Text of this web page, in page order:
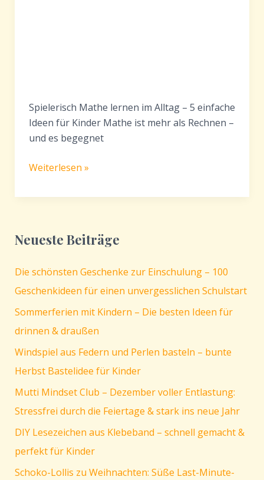
Spielerisch Mathe lernen im Alltag – 5 einfache
Ideen für Kinder Mathe ist mehr als Rechnen –
und es begegnet
Mathe-
für
Alltag
Zählen,
Sortieren,
mit
Spaß
Weiterlesen »
Neueste Beiträge
Die schönsten Geschenke zur Einschulung – 100
Geschenkideen für einen unvergesslichen Schulstart
Sommerferien mit Kindern – Die besten Ideen für
drinnen & draußen
Windspiel aus Federn und Perlen basteln – bunte
Herbst Bastelidee für Kinder
Mutti Mindset Club – Dezember voller Entlastung:
Stressfrei durch die Feiertage & stark ins neue Jahr
DIY Lesezeichen aus Klebeband – schnell gemacht &
perfekt für Kinder
Schoko-Lollis zu Weihnachten: Süße Last-Minute-